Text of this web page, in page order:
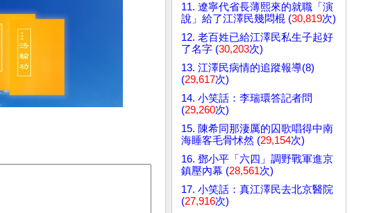
11. 遼寧代省長薄熙來的就職「演
說」給了江澤民幾悶棍 (30,819次)
12. 老百姓已給江澤民私生子起好
了名字 (30,203次)
13. 江澤民病情的追蹤報導(8)
(29,617次)
14. 小笑話：李瑞環答記者問
(29,260次)
15. 陳希同那淒厲的囚歌唱得中南
海睡客毛骨怵然 (29,154次)
16. 鄧小平「六四」調野戰軍進京
鎮壓內幕 (28,561次)
17. 小笑話：真江澤民去北京醫院
(27,916次)